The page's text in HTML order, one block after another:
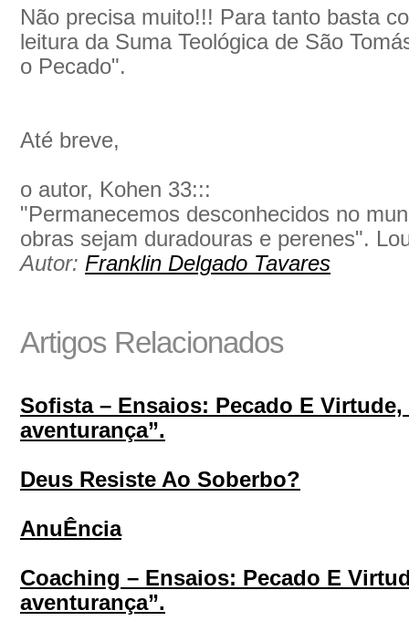
Não precisa muito!!! Para tanto basta
leitura da Suma Teológica de São
o Pecado".
Até breve,
o autor, Kohen 33:::
"Permanecemos desconhecidos no
obras sejam duradouras e perenes".
Autor: Franklin Delgado Tavares
Artigos Relacionados
Sofista – Ensaios: Pecado E
aventurança”.
Deus Resiste Ao Soberbo?
AnuÊncia
Coaching – Ensaios: Pecado E
aventurança”.